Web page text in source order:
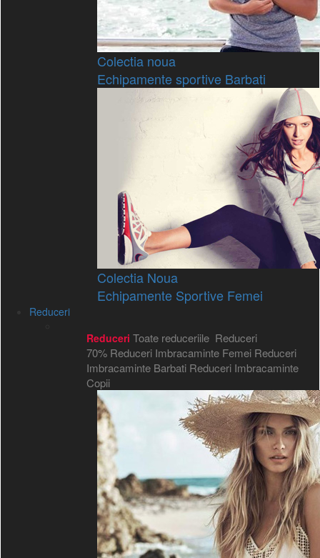
Colectia noua
Echipamente sportive Barbati
Colectia Noua
Echipamente Sportive Femei
Reduceri
Reduceri Toate reduceriile Reduceri
70% Reduceri Imbracaminte Femei Reduceri
Imbracaminte Barbati Reduceri Imbracaminte
Copii